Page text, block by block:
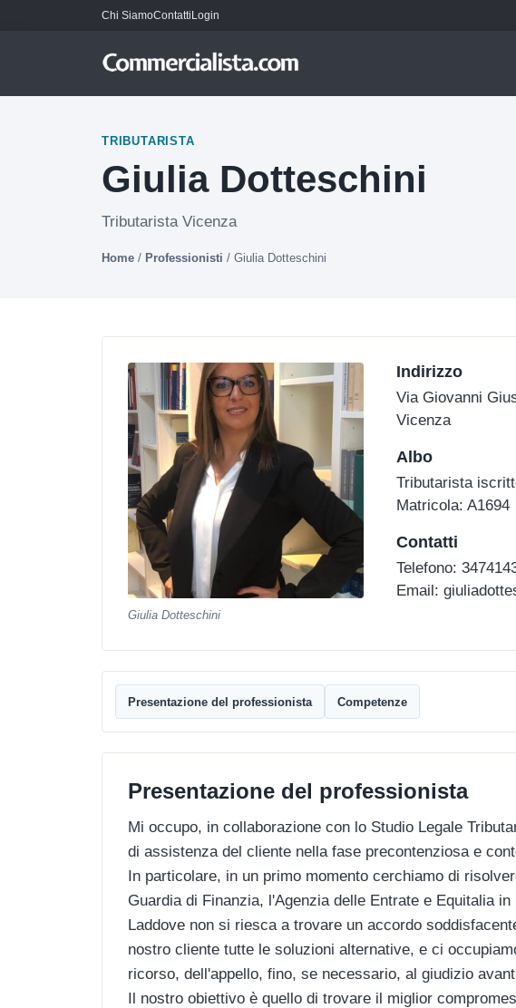
Chi SiamoContattiLogin
TRIBUTARISTA
Giulia Dotteschini
Tributarista Vicenza
Home / Professionisti / Giulia Dotteschini
Giulia Dotteschini
Indirizzo
Via Giovanni
Vicenza
Albo
Tributarista
Matricola: A1694
Contatti
Telefono:
Email:
Presentazione del professionista Competenze
Presentazione del professionista
Mi occupo, in collaborazione con lo Studio Legale
di assistenza del cliente nella fase precontenziosa e
In particolare, in un primo momento cerchiamo di
Guardia di Finanzia, l'Agenzia delle Entrate e Equitalia
Laddove non si riesca a trovare un accordo
nostro cliente tutte le soluzioni alternative, e ci
ricorso, dell'appello, fino, se necessario, al giudizio
Il nostro obiettivo è quello di trovare il miglior